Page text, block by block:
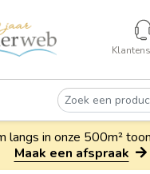
langs in onze 500m²
Maak een afspraak